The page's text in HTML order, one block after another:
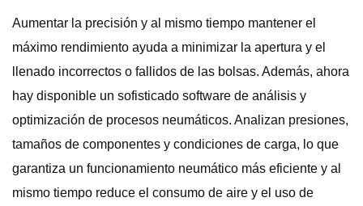
Aumentar la precisión y al mismo tiempo mantener el
máximo rendimiento ayuda a minimizar la apertura y el
llenado incorrectos o fallidos de las bolsas. Además, ahora
hay disponible un sofisticado software de análisis y
optimización de procesos neumáticos. Analizan presiones,
tamaños de componentes y condiciones de carga, lo que
garantiza un funcionamiento neumático más eficiente y al
mismo tiempo reduce el consumo de aire y el uso de